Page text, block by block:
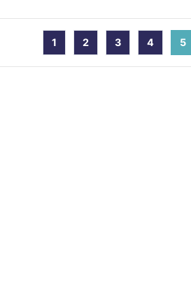
1 2 3 4 5